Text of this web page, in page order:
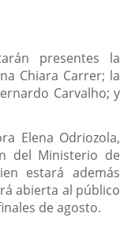
presentes la
Chiara Carrer; la
Carvalho; y
Elena Odriozola,
del Ministerio de
estará además
abierta al público
de agosto.